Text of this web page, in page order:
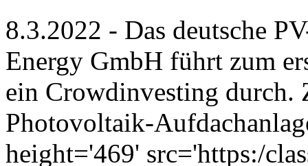
8.3.2022 - Das deutsche
Energy GmbH führt zum
ein Crowdinvesting durch.
Photovoltaik-
height='469' src='https:/